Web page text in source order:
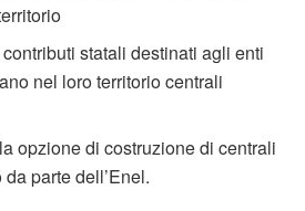
statali destinati agli enti
nel loro territorio centrali
opzione di costruzione di centrali
parte dell’Enel.